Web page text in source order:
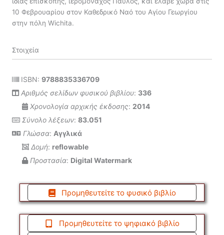
10 Φεβρουαρίου στον Καθεδρικό Ναό του Αγίου Γεωργίου
στην πόλη Wichita.
Στοιχεία
ISBN: 9788835336709
Αριθμός σελίδων φυσικού βιβλίου: 336
Χρονολογία αρχικής έκδοσης: 2014
Σύνολο λέξεων: 83.051
Γλώσσα: Αγγλικά
Δομή: reflowable
Προστασία: Digital Watermark
Προμηθευτείτε το φυσικό βιβλίο
Προμηθευτείτε το ψηφιακό βιβλίο